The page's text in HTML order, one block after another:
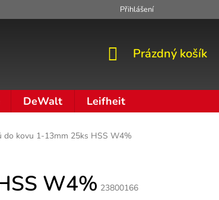
Moje objednávka
Přihlášení
NÁKUPNÍ
Prázdný košík
DeWalt Leifheit
do kovu 1-13mm 25ks HSS W4%
W4% 23800166